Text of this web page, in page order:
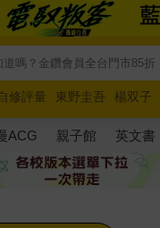
修評量 東野圭吾 楊双子
綻放
奧德賽 路邊攤新作
ACG 親子館 英文書